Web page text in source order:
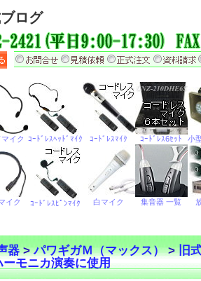
ログ
器>パワギガＭ（マックス）>旧
モニカ演奏に使用